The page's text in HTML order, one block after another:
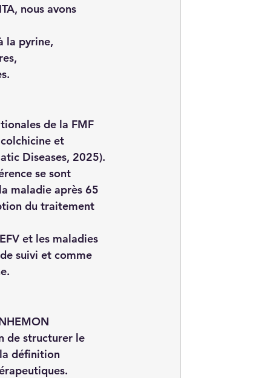
nous avons
la pyrine,
de la FMF
et
Diseases, 2025).
se sont
maladie après 65
du traitement
et les maladies
suivi et comme
de structurer le
définition